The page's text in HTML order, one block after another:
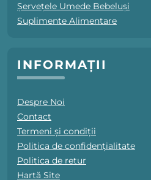
Șervețele Umede Bebeluși
Suplimente Alimentare
INFORMAȚII
Despre Noi
Contact
Termeni și condiții
Politica de confidențialitate
Politica de retur
Hartă Site